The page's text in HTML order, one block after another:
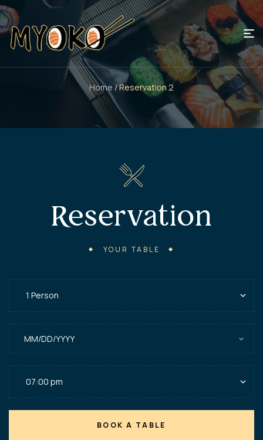
Home / Reservation 2
Reservation
YOUR TABLE
BOOK A TABLE